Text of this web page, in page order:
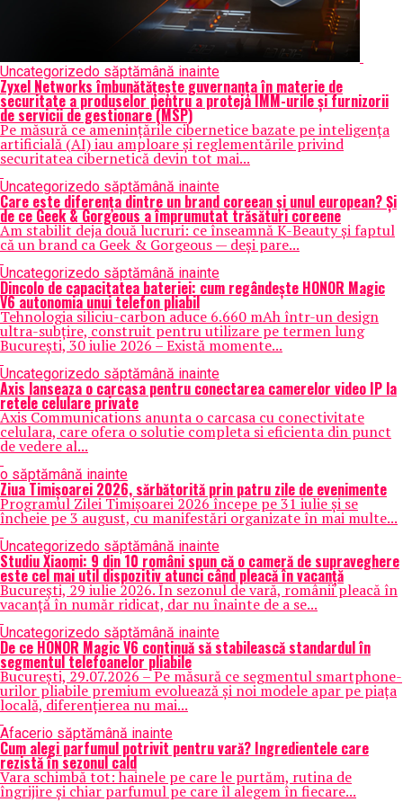
Uncategorizedo săptămână inainte
Zyxel Networks îmbunătățește guvernanța în materie de
securitate a produselor pentru a proteja IMM-urile și furnizorii
de servicii de gestionare (MSP)
Pe măsură ce amenințările cibernetice bazate pe inteligența
artificială (AI) iau amploare și reglementările privind
securitatea cibernetică devin tot mai...
Uncategorizedo săptămână inainte
Care este diferența dintre un brand coreean și unul european? Și
de ce Geek & Gorgeous a împrumutat trăsături coreene
Am stabilit deja două lucruri: ce înseamnă K-Beauty și faptul
că un brand ca Geek & Gorgeous — deși pare...
Uncategorizedo săptămână inainte
Dincolo de capacitatea bateriei: cum regândește HONOR Magic
V6 autonomia unui telefon pliabil
Tehnologia siliciu-carbon aduce 6.660 mAh într-un design
ultra-subțire, construit pentru utilizare pe termen lung
București, 30 iulie 2026 – Există momente...
Uncategorizedo săptămână inainte
Axis lanseaza o carcasa pentru conectarea camerelor video IP la
retele celulare private
Axis Communications anunta o carcasa cu conectivitate
celulara, care ofera o solutie completa si eficienta din punct
de vedere al...
o săptămână inainte
Ziua Timișoarei 2026, sărbătorită prin patru zile de evenimente
Programul Zilei Timișoarei 2026 începe pe 31 iulie și se
încheie pe 3 august, cu manifestări organizate în mai multe...
Uncategorizedo săptămână inainte
Studiu Xiaomi: 9 din 10 români spun că o cameră de supraveghere
este cel mai util dispozitiv atunci când pleacă în vacanță
București, 29 iulie 2026. În sezonul de vară, românii pleacă în
vacanță în număr ridicat, dar nu înainte de a se...
Uncategorizedo săptămână inainte
De ce HONOR Magic V6 continuă să stabilească standardul în
segmentul telefoanelor pliabile
București, 29.07.2026 – Pe măsură ce segmentul smartphone-
urilor pliabile premium evoluează și noi modele apar pe piața
locală, diferențierea nu mai...
Afacerio săptămână inainte
Cum alegi parfumul potrivit pentru vară? Ingredientele care
rezistă în sezonul cald
Vara schimbă tot: hainele pe care le purtăm, rutina de
îngrijire și chiar parfumul pe care îl alegem în fiecare...